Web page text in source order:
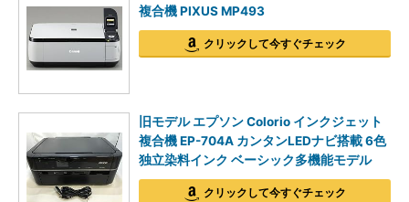
複合機 PIXUS MP493
クリックして今すぐチェック
旧モデル エプソン Colorio インクジェット
複合機 EP-704A カンタンLEDナビ搭載 6色
独立染料インク ベーシック多機能モデル
クリックして今すぐチェック